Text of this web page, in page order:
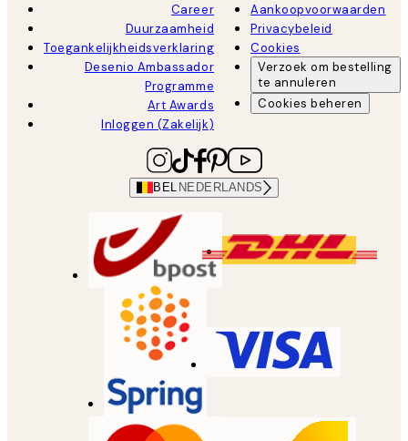
Career
Duurzaamheid
Toegankelijkheidsverklaring
Desenio Ambassador
Programme
Art Awards
Inloggen (Zakelijk)
Aankoopvoorwaarden
Privacybeleid
Cookies
Verzoek om bestelling
te annuleren
Cookies beheren
BEL NEDERLANDS